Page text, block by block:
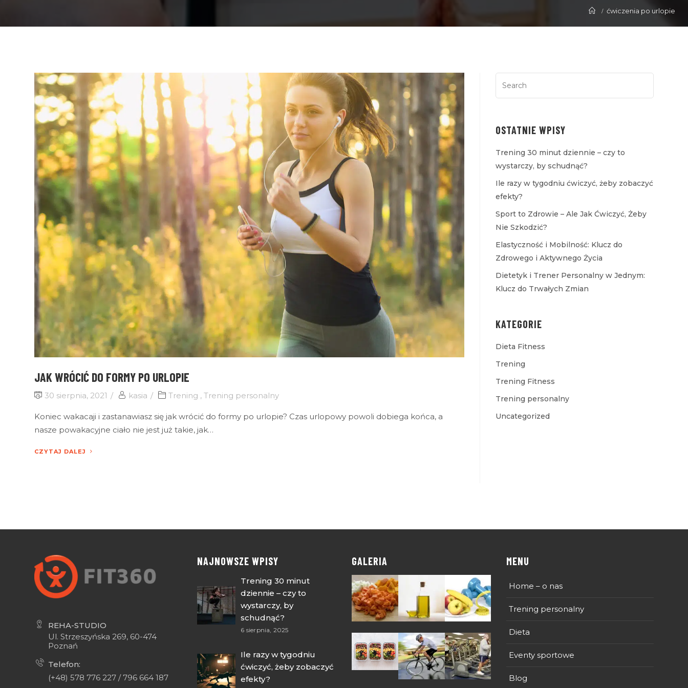
ćwiczenia po urlopie
JAK WRÓCIĆ DO FORMY PO URLOPIE
30 sierpnia, 2021 kasia Trening ,Trening personalny
Koniec wakacaji i zastanawiasz się jak wrócić do formy po urlopie? Czas urlopowy powoli dobiega końca, a
nasze powakacyjne ciało nie jest już takie, jak…
CZYTAJ DALEJ
OSTATNIE WPISY
Trening 30 minut dziennie – czy to
wystarczy, by schudnąć?
Ile razy w tygodniu ćwiczyć, żeby zobaczyć
efekty?
Sport to Zdrowie – Ale Jak Ćwiczyć, Żeby
Nie Szkodzić?
Elastyczność i Mobilność: Klucz do
Zdrowego i Aktywnego Życia
Dietetyk i Trener Personalny w Jednym:
Klucz do Trwałych Zmian
KATEGORIE
Dieta Fitness
Trening
Trening Fitness
Trening personalny
Uncategorized
REHA-STUDIO
Ul. Strzeszyńska 269, 60-474
Poznań
Telefon:
(+48) 578 776 227 / 796 664 187
NAJNOWSZE WPISY
Trening 30 minut
dziennie – czy to
wystarczy, by
schudnąć?
6 sierpnia, 2025
Ile razy w tygodniu
ćwiczyć, żeby zobaczyć
efekty?
GALERIA MENU
Home – o nas
Trening personalny
Dieta
Eventy sportowe
Blog